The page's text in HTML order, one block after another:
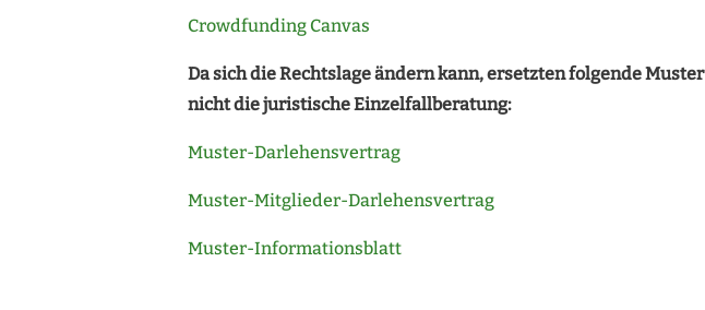
Crowdfunding Canvas
Da sich die Rechtslage ändern kann, ersetzten folgende Muster
nicht die juristische Einzelfallberatung:
Muster-Darlehensvertrag
Muster-Mitglieder-Darlehensvertrag
Muster-Informationsblatt